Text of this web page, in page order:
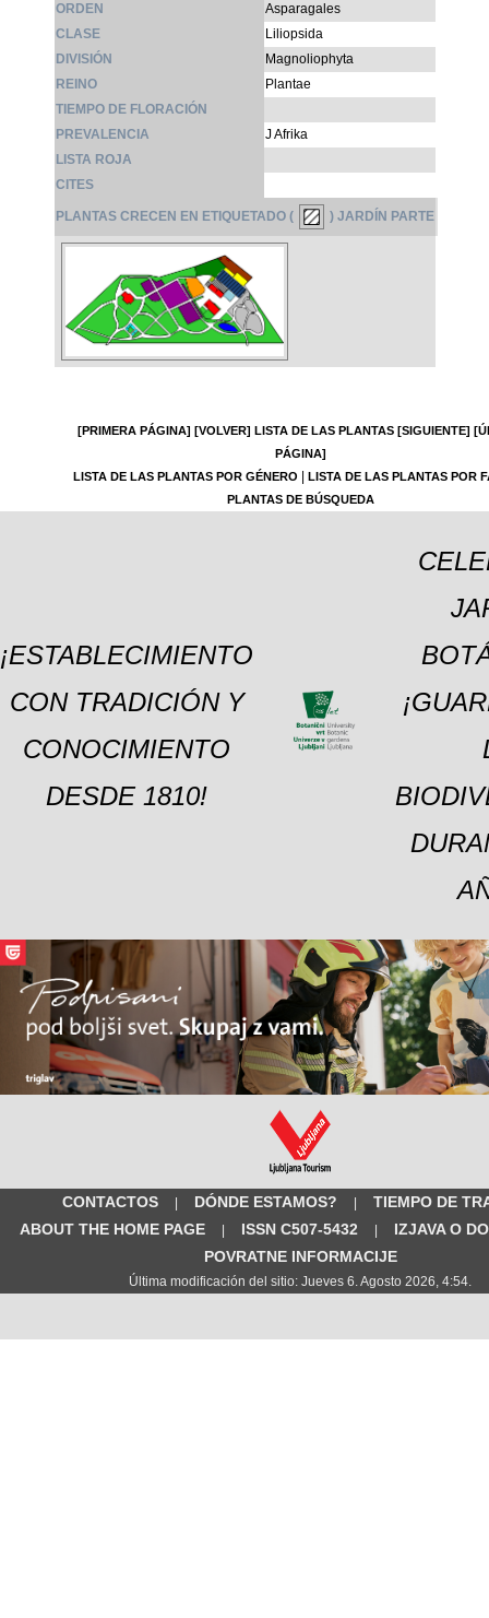
ORDEN
Asparagales
CLASE
Liliopsida
DIVISIÓN
Magnoliophyta
REINO
Plantae
TIEMPO DE FLORACIÓN
PREVALENCIA
J Afrika
LISTA ROJA
CITES
PLANTAS CRECEN EN ETIQUETADO ( ) JARDÍN PARTE
[PRIMERA PÁGINA] [VOLVER] LISTA DE LAS PLANTAS [SIGUIENTE]
PÁGINA]
LISTA DE LAS PLANTAS POR GÉNERO
LISTA DE LAS PLANTAS POR
PLANTAS DE BÚSQUEDA
¡ESTABLECIMIENTO
CON TRADICIÓN Y
CONOCIMIENTO
DESDE 1810!
CONTACTOS | DÓNDE ESTAMOS? |
TIEMPO DE
ABOUT THE HOME PAGE
| ISSN C507-5432 |
IZJAVA O
POVRATNE INFORMACIJE
Última modificación del sitio: Jueves 6. Agosto 2026, 4:54.